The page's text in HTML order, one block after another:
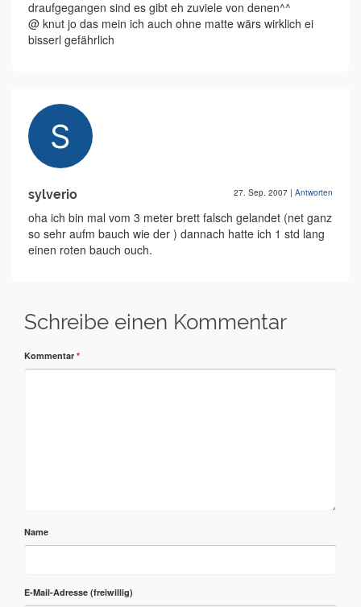
draufgegangen sind es gibt eh zuviele von denen^^
@ knut jo das mein ich auch ohne matte wärs wirklich ei
bisserl gefährlich
sylverio 27. Sep. 2007 | Antworten
oha ich bin mal vom 3 meter brett falsch gelandet (net ganz
so sehr aufm bauch wie der ) dannach hatte ich 1 std lang
einen roten bauch ouch.
Schreibe einen Kommentar
Kommentar *
Name
E-Mail-Adresse